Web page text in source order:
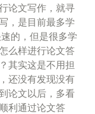
论文写作，就寻
，是目前最多学
的，但是很多学
么样进行论文答
其实这是不用担
还没有发现没有
论文以后，多看
利通过论文答